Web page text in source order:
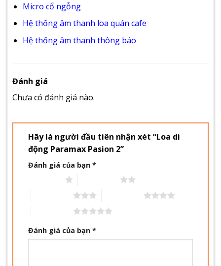
Micro cổ ngỗng
Hệ thống âm thanh loa quán cafe
Hệ thống âm thanh thông báo
Đánh giá
Chưa có đánh giá nào.
Hãy là người đầu tiên nhận xét “Loa di
động Paramax Pasion 2”
Đánh giá của bạn *
Đánh giá của bạn *